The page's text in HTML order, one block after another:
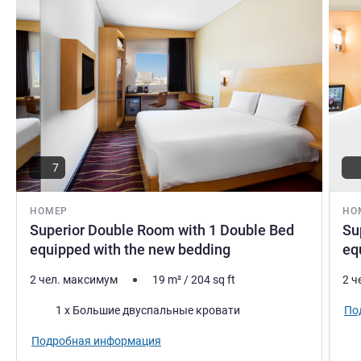
НОМЕР
Superior Double Room with 1 Double Bed
equipped with the new bedding
7
2 чел. максимум 19 m²/204sq ft
Постель1 x Большие двуспальные кровати
Подробная информация
2